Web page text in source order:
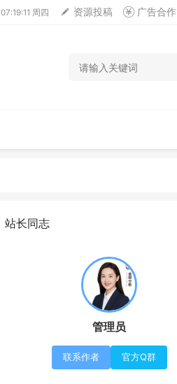
07:19:11 周四 资源投稿 广告合作
站长同志
管理员
联系作者 官方Q群